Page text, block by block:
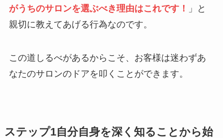
がうちのサロンを選ぶべき理由はこれです！
」と
親切に教えてあげる行為なのです。
この道しるべがあるからこそ、お客様は迷わずあ
なたのサロンのドアを叩くことができます。
ステップ1自分自身を深く知ることから始